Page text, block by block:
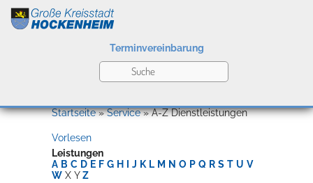
Kultur
Terminvereinbarung
Startseite»Service»A-Z Dienstleistungen
Vorlesen
Leistungen
A B C D E F G H J K L M N O P Q R S T U V
W X Y Z